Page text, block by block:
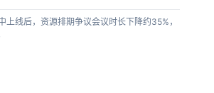
上线后，资源排期争议会议时长下降约35%，